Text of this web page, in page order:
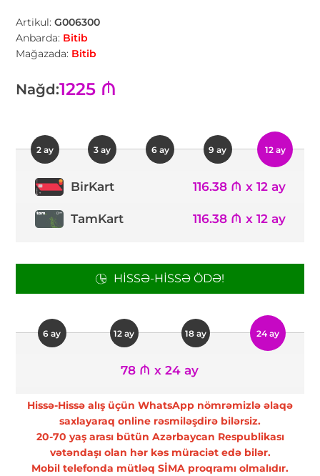
Artikul:G006300
Anbarda: Bitib
Mağazada: Bitib
Nağd:1225 ₼
2 ay 3 ay 6 ay 9 ay 12 ay
BirKart 116.38 ₼ x 12 ay
TamKart 116.38 ₼ x 12 ay
HISSƏ-HISSƏ ÖDƏ!
6 ay 12 ay 18 ay 24 ay
78 ₼ x 24 ay
Hissə-Hissə alış üçün WhatsApp nömrəmizlə əlaqə
saxlayaraq online rəsmiləşdirə bilərsiz.
20-70 yaş arası bütün Azərbaycan Respublikası
vətəndaşı olan hər kəs müraciət edə bilər.
Mobil telefonda mütləq SİMA proqramı olmalıdır.